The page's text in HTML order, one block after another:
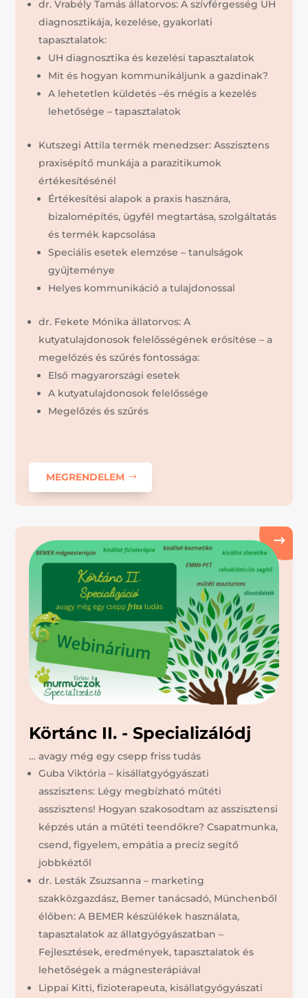
dr. Vrabély Tamás állatorvos: A szívférgesség UH
diagnosztikája, kezelése, gyakorlati
tapasztalatok:
UH diagnosztika és kezelési tapasztalatok
Mit és hogyan kommunikáljunk a gazdinak?
A lehetetlen küldetés –és mégis a kezelés
lehetősége – tapasztalatok
Kutszegi Attila termék menedzser: Asszisztens
praxisépítő munkája a parazitikumok
értékesítésénél
Értékesítési alapok a praxis hasznára,
bizalomépítés, ügyfél megtartása, szolgáltatás
és termék kapcsolása
Speciális esetek elemzése – tanulságok
gyűjteménye
Helyes kommunikáció a tulajdonossal
dr. Fekete Mónika állatorvos: A
kutyatulajdonosok felelősségének erősítése – a
megelőzés és szűrés fontossága:
Első magyarországi esetek
A kutyatulajdonosok felelőssége
Megelőzés és szűrés
MEGRENDELEM
Körtánc II. - Specializálódj
… avagy még egy csepp friss tudás
Guba Viktória – kisállatgyógyászati
asszisztens: Légy megbízható műtéti
asszisztens! Hogyan szakosodtam az asszisztensi
képzés után a műtéti teendőkre? Csapatmunka,
csend, figyelem, empátia a precíz segítő
jobbkéztől
dr. Lesták Zsuzsanna – marketing
szakközgazdász, Bemer tanácsadó, Münchenből
élőben: A BEMER készülékek használata,
tapasztalatok az állatgyógyászatban –
Fejlesztések, eredmények, tapasztalatok és
lehetőségek a mágnesterápiával
Lippai Kitti, fizioterapeuta, kisállatgyógyászati